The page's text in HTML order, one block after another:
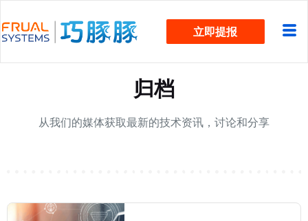
过
立即提报
归档
从我们的媒体获取最新的技术资讯，讨论和分享